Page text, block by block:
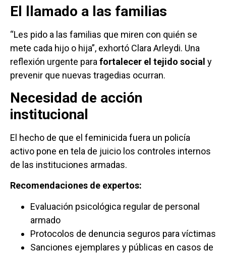
El llamado a las familias
“Les pido a las familias que miren con quién se
mete cada hijo o hija”, exhortó Clara Arleydi. Una
reflexión urgente parafortalecer el tejido social y
prevenir que nuevas tragedias ocurran.
Necesidad de acción
institucional
El hecho de que el feminicida fuera un policía
activo pone en tela de juicio los controles internos
de las instituciones armadas.
Recomendaciones de expertos:
Evaluación psicológica regular de personal
armado
Protocolos de denuncia seguros para víctimas
Sanciones ejemplares y públicas en casos de